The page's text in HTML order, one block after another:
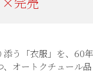
う「衣服」を、60
オートクチュール品